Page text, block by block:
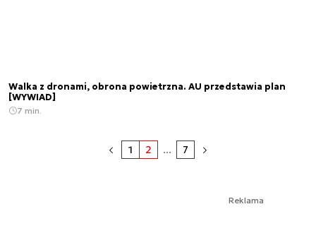
Walka z dronami, obrona powietrzna. AU przedstawia plan
[WYWIAD]
7 min.
1 2 ... 7
Reklama